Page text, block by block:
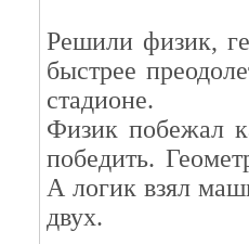
Решили физик,
быстрее
стадионе.
Физик побежал
победить.
А логик взял
двух.